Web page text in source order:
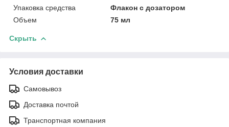
Упаковка средства
Флакон с дозатором
Объем
75 мл
Скрыть
Условия доставки
Самовывоз
Доставка почтой
Транспортная компания